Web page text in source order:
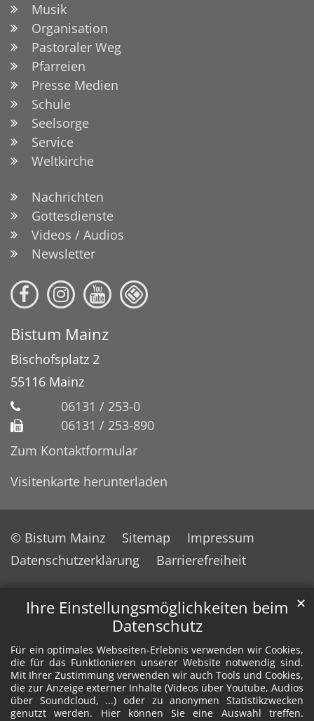
Ihre Einstellungsmöglichkeiten beim
Datenschutz
Für ein optimales Webseiten-Erlebnis verwenden wir Cookies,
die für das Funktionieren unserer Website notwendig sind.
Mit Ihrer Zustimmung verwenden wir auch Tools und Cookies,
die zur Anzeige externer Inhalte (Videos über Youtube, Audios
über Soundcloud, ...) oder zu anonymen Statistikzwecken
genutzt werden. Hier können Sie eine Auswahl treffen.
✕
Musik
Organisation
Pastoraler Weg
Pfarreien
Presse Medien
Schule
Seelsorge
Service
Weltkirche
Nachrichten
Gottesdienste
Videos / Audios
Newsletter
Bistum Mainz
Bischofsplatz 2
55116 Mainz
06131 / 253-0
06131 / 253-890
Zum Kontaktformular
Visitenkarte herunterladen
© Bistum Mainz Sitemap
Impressum
Datenschutzerklärung
Barrierefreiheit